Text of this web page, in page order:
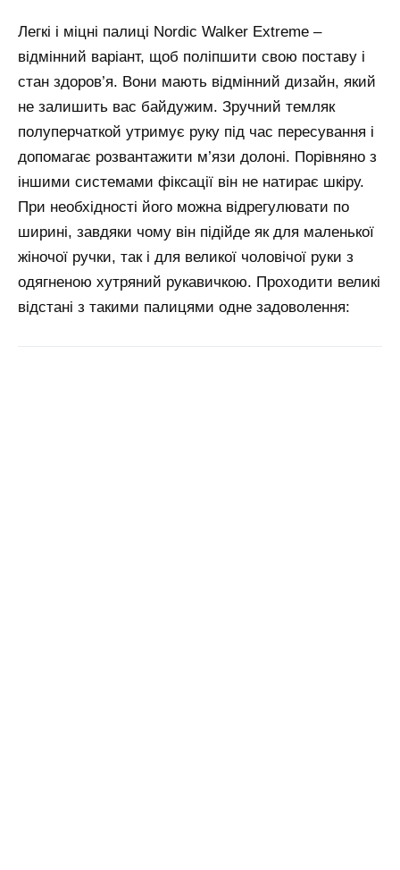
Легкі і міцні палиці Nordic Walker Extreme –
відмінний варіант, щоб поліпшити свою поставу і
стан здоров’я. Вони мають відмінний дизайн, який
не залишить вас байдужим. Зручний темляк
полуперчаткой утримує руку під час пересування і
допомагає розвантажити м’язи долоні. Порівняно з
іншими системами фіксації він не натирає шкіру.
При необхідності його можна відрегулювати по
ширині, завдяки чому він підійде як для маленької
жіночої ручки, так і для великої чоловічої руки з
одягненою хутряний рукавичкою. Проходити великі
відстані з такими палицями одне задоволення: